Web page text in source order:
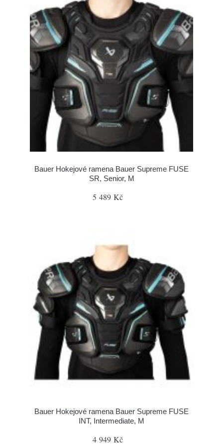
Bauer Hokejové ramena Bauer Supreme FUSE
SR, Senior, M
5 489 Kč
Bauer Hokejové ramena Bauer Supreme FUSE
INT, Intermediate, M
4 949 Kč